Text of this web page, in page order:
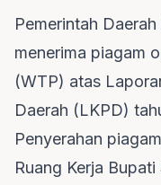
Pemerintah
menerima piagam
(WTP) atas
Daerah (LKPD)
Penyerahan
Ruang Kerja